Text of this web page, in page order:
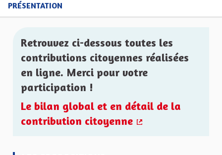
PRÉSENTATION
Retrouvez ci-dessous toutes les
contributions citoyennes réalisées
en ligne. Merci pour votre
participation !
Le bilan global et en détail de la
contribution citoyenne